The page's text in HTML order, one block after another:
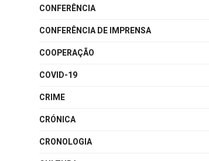
CONFERÊNCIA
CONFERÊNCIA DE IMPRENSA
COOPERAÇÃO
COVID-19
CRIME
CRÓNICA
CRONOLOGIA